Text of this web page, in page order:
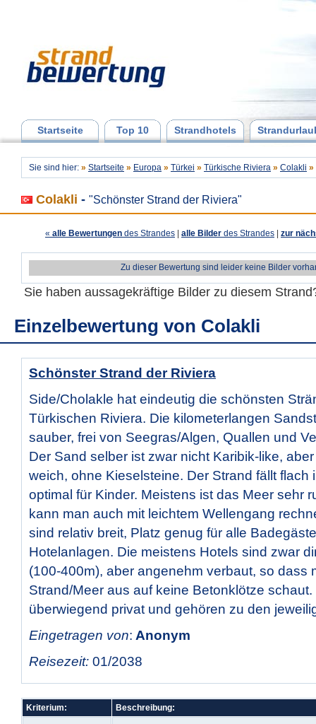
Startseite Top 10 Strandhotels
Sie sind hier: » Startseite » Europa » Türkei » Türkische Riviera » Colakli »
Colakli - "Schönster Strand der Riviera"
« alle Bewertungen des Strandes alle Bilder des Strandes zur
Zu dieser Bewertung sind leider keine Bilder
Sie haben aussagekräftige Bilder zu diesem
Einzelbewertung von Colakli
Schönster Strand der Riviera
Side/Cholakle hat eindeutig die schönsten
Türkischen Riviera. Die kilometerlangen
sauber, frei von Seegras/Algen, Quallen und
Der Sand selber ist zwar nicht Karibik-like,
weich, ohne Kieselsteine. Der Strand fällt flach
optimal für Kinder. Meistens ist das Meer sehr
kann man auch mit leichtem Wellengang
sind relativ breit, Platz genug für alle
Hotelanlagen. Die meistens Hotels sind zwar
(100-400m), aber angenehm verbaut, so dass
Strand/Meer aus auf keine Betonklötze
überwiegend privat und gehören zu den
Eingetragen von: Anonym
Reisezeit: 01/2038
Kriterium: Beschreibung: